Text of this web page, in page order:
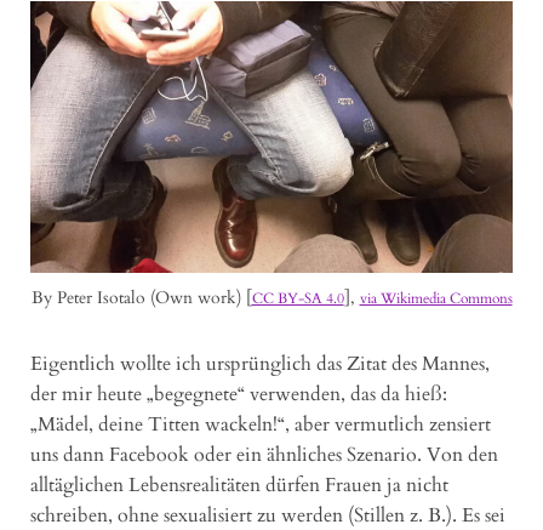
By Peter Isotalo (Own work) [CC BY-SA 4.0], via Wikimedia Commons
Eigentlich wollte ich ursprünglich das Zitat des Mannes,
der mir heute „begegnete“ verwenden, das da hieß:
„Mädel, deine Titten wackeln!“, aber vermutlich zensiert
uns dann Facebook oder ein ähnliches Szenario. Von den
alltäglichen Lebensrealitäten dürfen Frauen ja nicht
schreiben, ohne sexualisiert zu werden (Stillen z. B.). Es sei